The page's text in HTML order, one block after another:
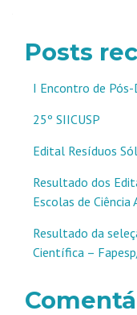
Posts
I Encontro de Pós-
25º SIICUSP
Edital Resíduos
Resultado dos
Escolas de Ciência
Resultado da
Científica –